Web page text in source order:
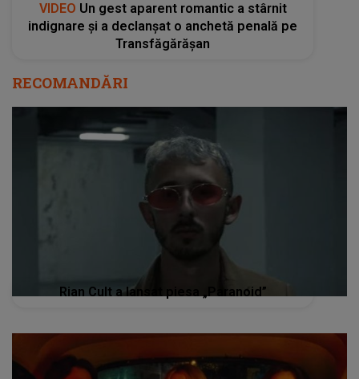
VIDEO Un gest aparent romantic a stârnit
indignare și a declanșat o anchetă penală pe
Transfăgărășan
RECOMANDĂRI
Rian Cult a lansat piesa „Paranoid”